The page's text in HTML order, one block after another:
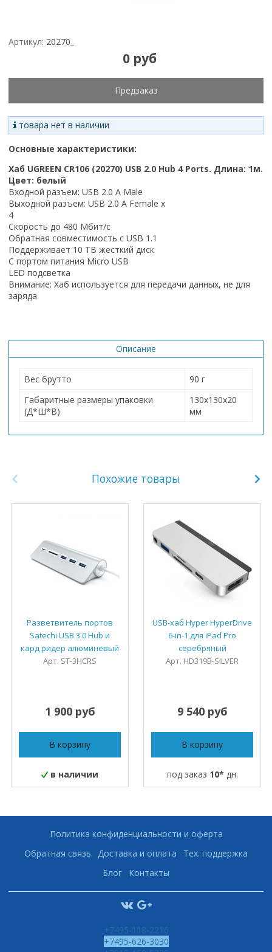
Артикул: 20270_
0 руб
Предзаказ
товара нет в наличии
Основные характеристики:
Хаб UGREEN CR106 (20270) USB 2.0 Hub 4 Ports. Длина: 1м.
Цвет: белый
Входной разъем: USB 2.0 A Male
Выходной разъем: USB 2.0 A Female х
4
Скорость до 480 Мбит/с
Обратная совместимость с USB 1.1
Поддерживает 10 TB жесткий диск
С портом питания Micro USB
LED подсветка
Внимание: Хаб используется для передачи данных, не для
заряда
Описание
Вес брутто
90 г
Габаритные размеры упаковки
(Д*Ш*В)
130х130х20
мм
Похожие товары
Разветвитель портов
Satechi USB 3.0 Hub и
кард ридер алюминевый
Арт. ST-3HCRS
1 900 руб
В корзину
в наличии
USB-хаб Hyper HyperDrive
6-in-1 для iPad Pro
серебряный
Арт. HD319B-SILVER
9 540 руб
В корзину
под заказ 10* дн.
Политика конфиденциальности и оферта
Обратная связь
Доставка и оплата
Тех. поддержка
Блог
Контакты
+7495-118-2216
+7495-626-3030